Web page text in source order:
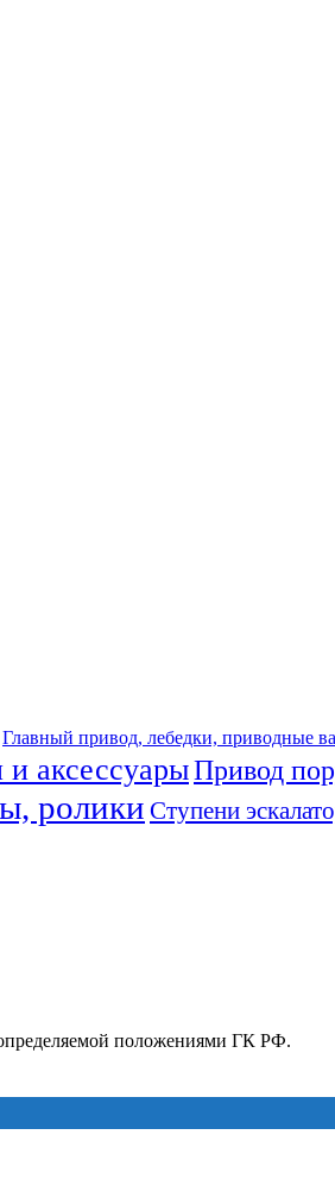
Главный привод, лебедки, приводные
аксессуарыПривод
ролики Ступени
положениями ГК РФ.